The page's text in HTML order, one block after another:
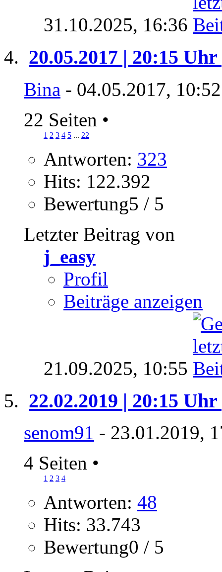
31.10.2025, 16:36
20.05.2017 | 20:15
Bina - 04.05.2017,
22 Seiten •
1 2 3 4 5 ... 22
Antworten: 323
Hits: 122.392
Bewertung5 / 5
Letzter Beitrag von
j_easy
Profil
Beiträge anzeigen
21.09.2025, 10:55
22.02.2019 | 20:15
senom91 - 23.01.2019,
4 Seiten •
1 2 3 4
Antworten: 48
Hits: 33.743
Bewertung0 / 5